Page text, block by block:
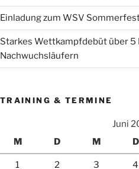
Einladung zum WSV
Starkes Wettkampfdebüt über
Nachwuchsläufern
TRAINING & TERMINE
Juni
M
D M D
1 2 3 4